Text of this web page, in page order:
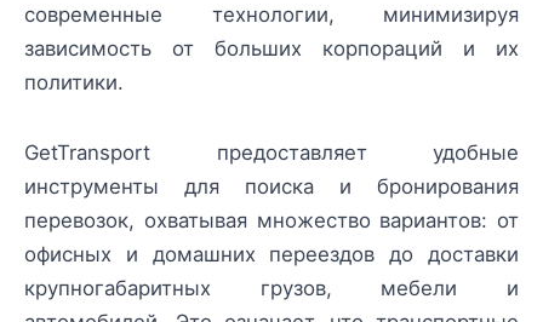
современные технологии, минимизируя
зависимость от больших корпораций и их
политики.
GetTransport предоставляет удобные
инструменты для поиска и бронирования
перевозок, охватывая множество вариантов: от
офисных и домашних переездов до доставки
крупногабаритных грузов, мебели и